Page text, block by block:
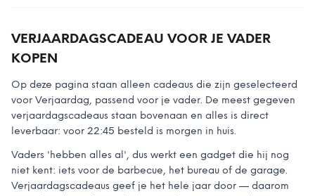
VERJAARDAGSCADEAU VOOR JE VADER
KOPEN
Op deze pagina staan alleen cadeaus die zijn geselecteerd
voor Verjaardag, passend voor je vader. De meest gegeven
verjaardagscadeaus staan bovenaan en alles is direct
leverbaar: voor 22:45 besteld is morgen in huis.
Vaders 'hebben alles al', dus werkt een gadget die hij nog
niet kent: iets voor de barbecue, het bureau of de garage.
Verjaardagscadeaus geef je het hele jaar door — daarom